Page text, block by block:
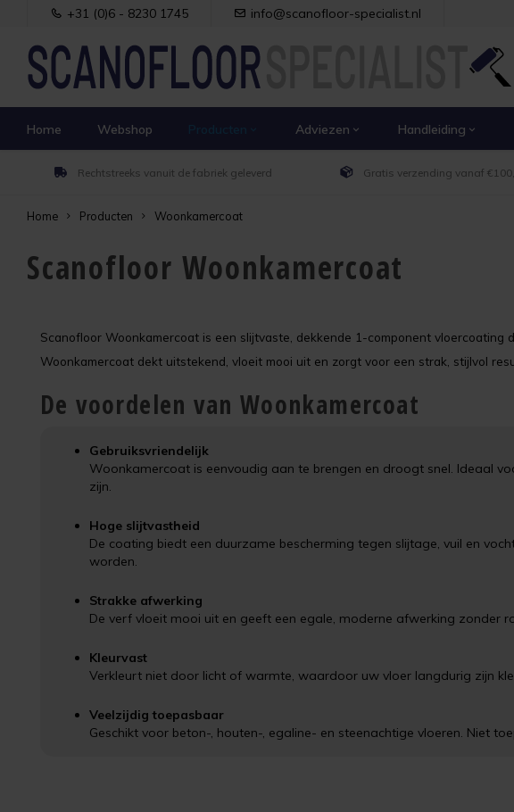
+31 (0)6 - 8230 1745 info@scanofloor-specialist.nl
Home Webshop Adviezen Handleiding
Rechtstreeks vanuit de fabriek geleverd Gratis verzending vanaf
Home Producten Woonkamercoat
Scanofloor Woonkamercoat
Scanofloor Woonkamercoat is een slijtvaste, dekkende 1-component vloercoating
Woonkamercoat dekt uitstekend, vloeit mooi uit en zorgt voor een strak, stijlvol
De voordelen van Woonkamercoat
Gebruiksvriendelijk
Woonkamercoat is eenvoudig aan te brengen en droogt snel. Ideaal
zijn.
Hoge slijtvastheid
De coating biedt een duurzame bescherming tegen slijtage, vuil en
worden.
Strakke afwerking
De verf vloeit mooi uit en geeft een egale, moderne afwerking zonder
Kleurvast
Verkleurt niet door licht of warmte, waardoor uw vloer langdurig zijn
Veelzijdig toepasbaar
Geschikt voor beton-, houten-, egaline- en steenachtige vloeren. Niet